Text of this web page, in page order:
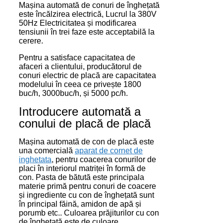
Mașina automată de conuri de înghețată
este încălzirea electrică, Lucrul la 380V
50Hz Electricitatea și modificarea
tensiunii în trei faze este acceptabilă la
cerere.
Pentru a satisface capacitatea de
afaceri a clientului, producătorul de
conuri electric de placă are capacitatea
modelului în ceea ce privește 1800
buc/h, 3000buc/h, și 5000 pc/h.
Introducere automată a
conului de placă de placă
Mașina automată de con de placă este
una comercială aparat de cornet de
inghetata, pentru coacerea conurilor de
placi în interiorul matriței în formă de
con. Pasta de bătută este principala
materie primă pentru conuri de coacere
și ingrediente cu con de înghețată sunt
în principal făină, amidon de apă și
porumb etc.. Culoarea prăjiturilor cu con